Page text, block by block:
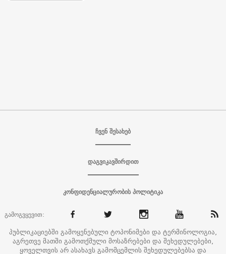
ჩვენ შესახებ
დაგვიკავშირდით
კონფიდენციალურობის პოლიტიკა
გამოგვყევით:
პუბლიკაციებში გამოყენებული ტოპონიმები და ტერმინოლოგია,
აგრეთვე მათში გამოთქმული მოსაზრებები და შეხედულებები,
ყოველთვის არ ასახავს გამომცემლის შეხედულებებსა და